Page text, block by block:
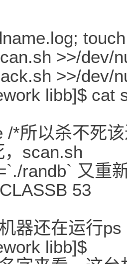
>>/dev/
>>/dev/
libb]$ cat
/*所以杀不死
scan.sh
randb` 又重
53
器还在运行ps
libb]$